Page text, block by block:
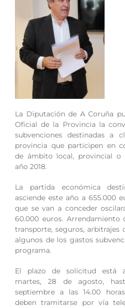
La Diputación de A Coruña
Oficial de la Provincia la
subvenciones destinadas a
provincia que participen en
de ámbito local, provincial o
año 2018.
La partida económica
asciende este año a 655.000
que se van a conceder
60.000 euros. Arrendamiento
transporte, seguros, arbitrajes
algunos de los gastos
programa.
El plazo de solicitud está
martes, 28 de agosto,
septiembre a las 14.00
deben tramitarse por vía